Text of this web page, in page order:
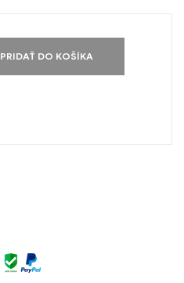
PRIDAŤ DO KOŠÍKA